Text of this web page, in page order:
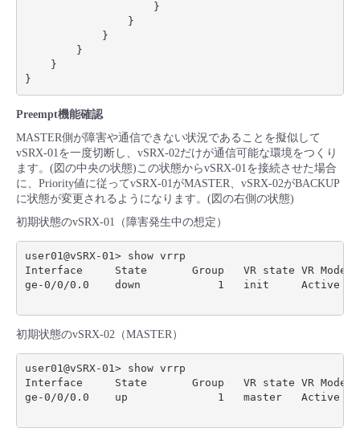
                    }
                }
            }
        }
    }
Preempt機能確認
MASTER側が障害や通信できない状況であることを擬似して
vSRX-01を一度切断し、vSRX-02だけが通信可能な環境をつくり
ます。(図の中央の状態)この状態からvSRX-01を接続させた場合
に、Priority値に従ってvSRX-01がMASTER、vSRX-02がBACKUP
に状態が変更されるようになります。(図の右側の状態)
初期状態のvSRX-01（障害発生中の想定）
user01@vSRX-01> show vrrp
Interface     State       Group   VR state VR Mode
ge-0/0/0.0    down            1   init     Active
初期状態のvSRX-02（MASTER）
user01@vSRX-01> show vrrp
Interface     State       Group   VR state VR Mode
ge-0/0/0.0    up              1   master   Active